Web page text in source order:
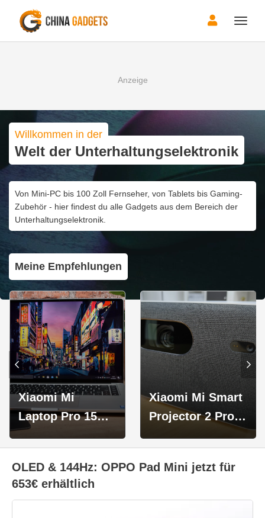
Toggle
Willkommen in der
Welt der Unterhaltungselektronik
Von Mini-PC bis 100 Zoll Fernseher, von Tablets bis Gaming-
Zubehör - hier findest du alle Gadgets aus dem Bereich der
Unterhaltungselektronik.
Meine Empfehlungen
Xiaomi Mi
Laptop Pro 15
Xiaomi Mi Smart
Projector 2 Pro
für 694€ aus der
OLED & 144Hz: OPPO Pad Mini jetzt für
653€ erhältlich